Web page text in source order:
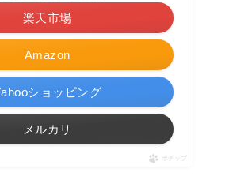
Amazon
楽天市場
ショッピング
メルカリ
ポチップ